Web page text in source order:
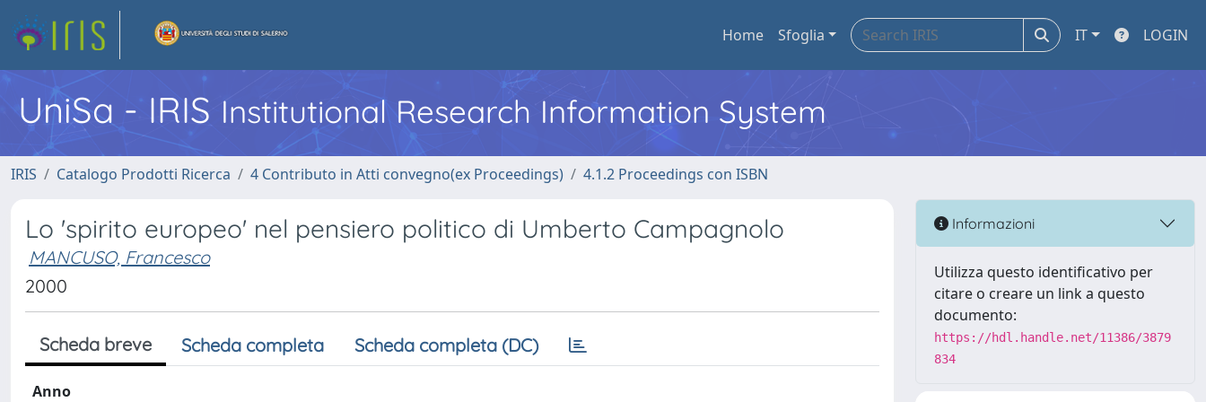
Home Sfoglia IT LOGIN
UniSa - IRIS Institutional Research Information System
IRIS Catalogo Prodotti Ricerca 4 Contributo in Atti convegno(ex Proceedings) 4.1.2 Proceedings con ISBN
Lo 'spirito europeo' nel pensiero politico di Umberto Campagnolo
MANCUSO, Francesco
2000
Scheda breve Scheda completa Scheda completa (DC)
Anno
Informazioni
Utilizza questo identificativo per
citare o creare un link a questo
documento:
https://hdl.handle.net/11386/3879
834